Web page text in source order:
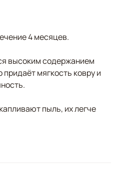
4 месяцев.
высоким содержанием
мягкость ковру и
пыль, их легче